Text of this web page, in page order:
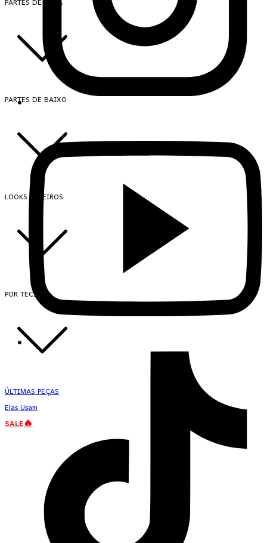
PARTES DE BAIXO
LOOKS INTEIROS
POR TECIDO
ÚLTIMAS PEÇAS
Elas Usam
SALE🔥